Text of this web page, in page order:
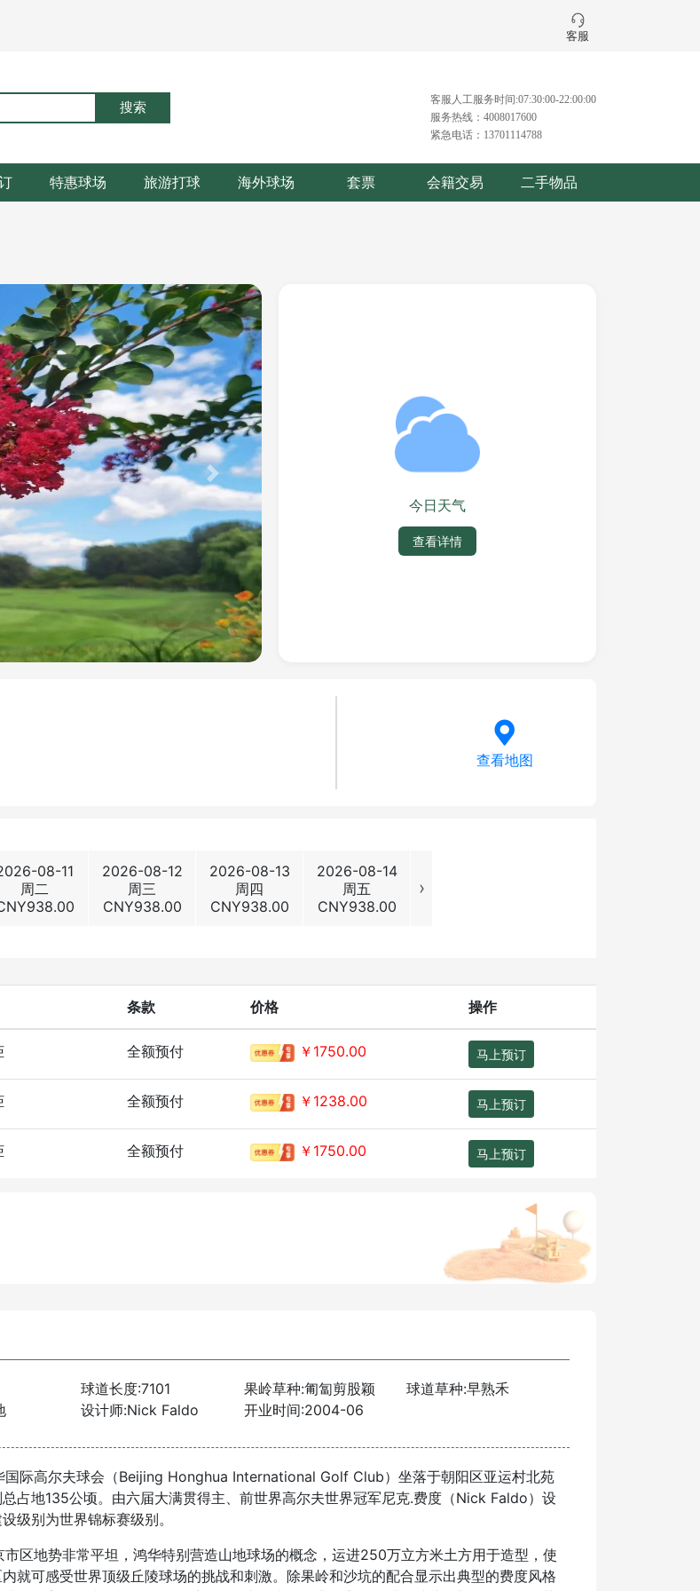
客服
搜索
客服人工服务时间:07:30:00-22:00:00
服务热线：4008017600
紧急电话：13701114788
特惠球场 旅游打球 海外球场 套票 会籍交易 二手物品
Next
今日天气
查看详情
查看地图
08-11
周二
938.00
2026-08-12
周三
CNY938.00
2026-08-13
周四
CNY938.00
2026-08-14
周五
CNY938.00
›
条款 价格 操作
全额预付 ￥1750.00 马上预订
全额预付 ￥1238.00 马上预订
全额预付 ￥1750.00 马上预订
球道长度:7101 果岭草种:匍匐剪股颖
球道草种:早熟禾
设计师:Nick Faldo 开业时间:2004-06
高尔夫球会（Beijing Honghua International Golf Club）坐落于朝阳区亚运村北苑
占地135公顷。由六届大满贯得主、前世界高尔夫世界冠军尼克.费度（Nick Faldo）设
级别为世界锦标赛级别。
地势非常平坦，鸿华特别营造山地球场的概念，运进250万立方米土方用于造型，使
就可感受世界顶级丘陵球场的挑战和刺激。除果岭和沙坑的配合显示出典型的费度风格